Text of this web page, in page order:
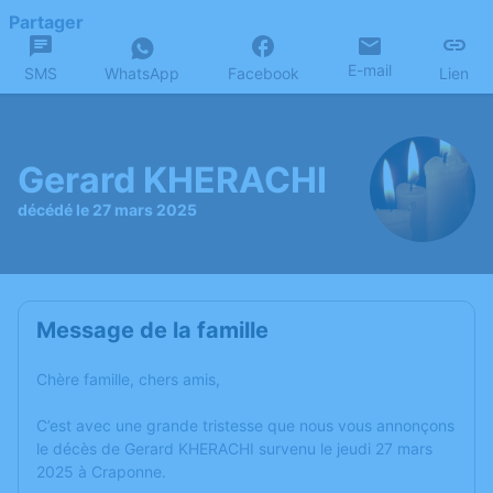
Partager
SMS WhatsApp Facebook E-mail Lien
Gerard KHERACHI
décédé le 27 mars 2025
Message de la famille
Chère famille, chers amis,
C’est avec une grande tristesse que nous vous annonçons
le décès de Gerard KHERACHI survenu le jeudi 27 mars
2025 à Craponne.